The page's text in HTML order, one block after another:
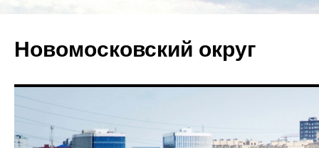
Новомосковский округ